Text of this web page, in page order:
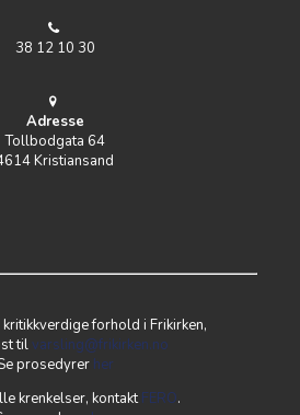
38 12 10 30
Adresse
Tollbodgata 64
Kristiansand
forhold i Frikirken,
tilvarsling@frikirken.no
prosedyrer her
krenkelser, kontaktFERO.